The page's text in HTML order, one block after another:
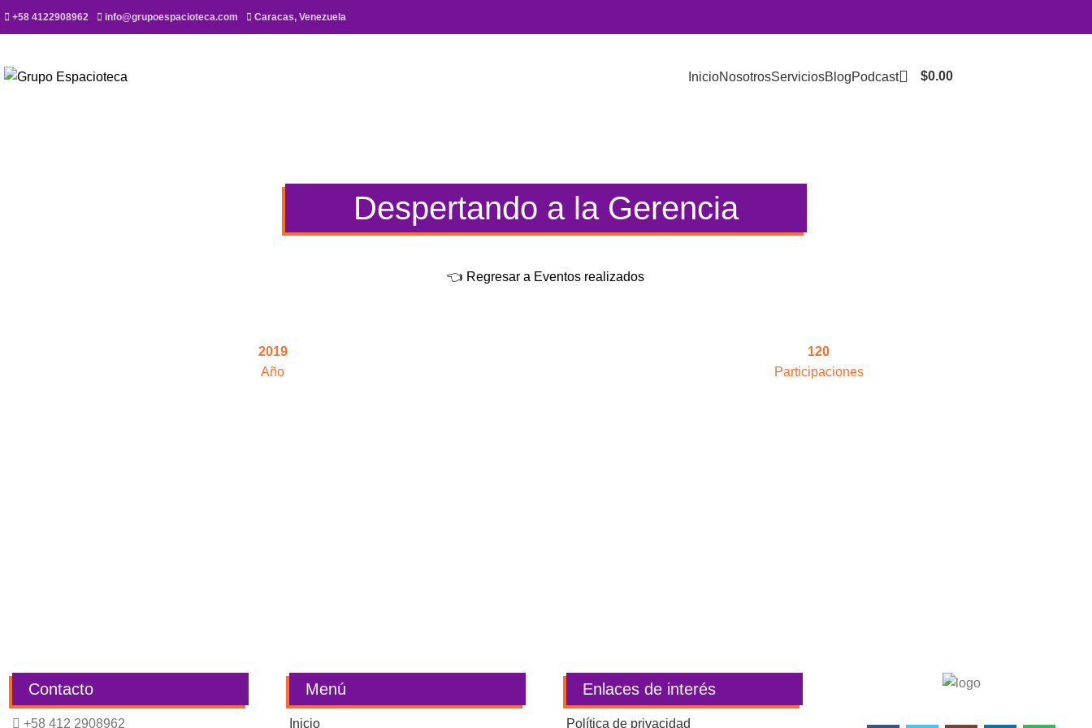
+58 4122908962 info@grupoespacioteca.com Caracas, Venezuela
InicioNosotrosServiciosBlogPodcast $0.00
Despertando a la Gerencia
👈 Regresar a Eventos realizados
2019
Año
120
Participaciones
Contacto
+58 412 2908962
Menú
Inicio
Enlaces de interés
Política de privacidad